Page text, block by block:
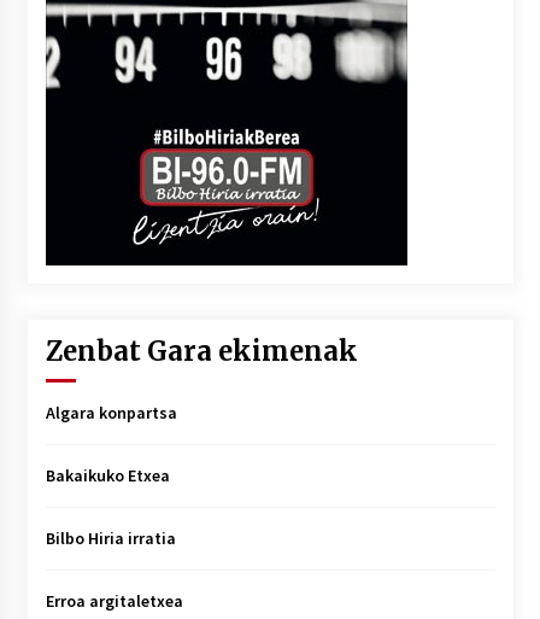
Zenbat Gara ekimenak
Algara konpartsa
Bakaikuko Etxea
Bilbo Hiria irratia
Erroa argitaletxea